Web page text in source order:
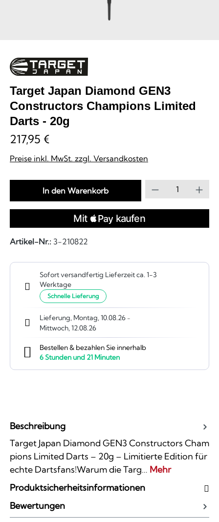
Target Japan Diamond GEN3
Constructors Champions Limited
Darts - 20g
217,95 €
Preise inkl. MwSt. zzgl. Versandkosten
Produkt
In den Warenkorb
Artikel-Nr.: 3-210822
Sofort versandfertig Lieferzeit ca. 1-3
Werktage
Schnelle Lieferung
Lieferung, Montag, 10.08.26 -
Mittwoch, 12.08.26
Bestellen & bezahlen Sie innerhalb
6Stunden und 21 Minuten
Beschreibung
Target Japan Diamond GEN3 Constructors Cham
pions Limited Darts – 20g – Limitierte Edition für
echte Dartsfans!Warum die Targ… Mehr
Produktsicherheitsinformationen
Bewertungen